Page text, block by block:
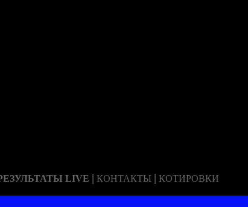
LIVE | КОНТАКТЫ | КОТИРОВКИ